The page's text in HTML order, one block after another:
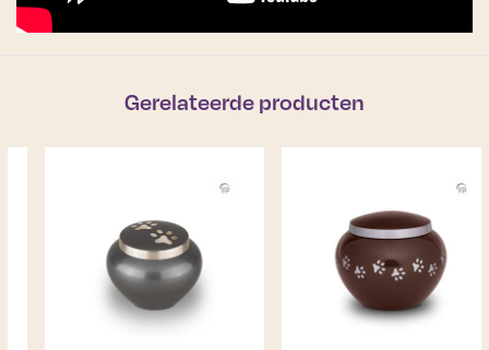
Gerelateerde producten